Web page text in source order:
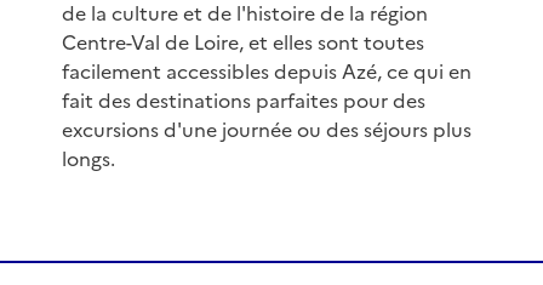
de la culture et de l'histoire de la région
Centre-Val de Loire, et elles sont toutes
facilement accessibles depuis Azé, ce qui en
fait des destinations parfaites pour des
excursions d'une journée ou des séjours plus
longs.